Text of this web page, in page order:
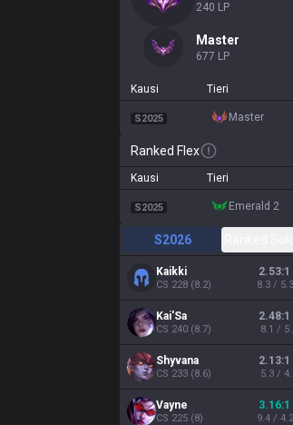
240 LP
master
677 LP
Kausi Tieri
S2025 master
Ranked Flex
Kausi Tieri
S2025 emerald 2
S2026
Kaikki
CS 228 (8.2)
2.53:1
8.3 /
Kai'Sa
CS 240 (8.7)
2.48:1
8.1 / 5
Shyvana
CS 233 (8.6)
2.13:1
5.3 /
Vayne
CS 225 (8)
3.16:1
9.4 /